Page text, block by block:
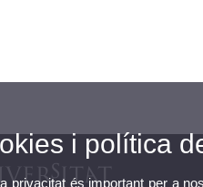
i política
privacitat és important per a